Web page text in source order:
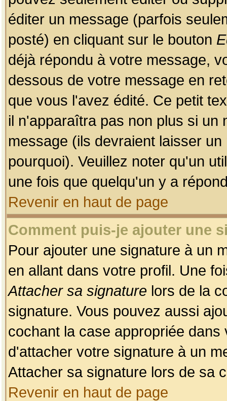
éditer un message (parfois
posté) en cliquant sur le bouton
déjà répondu à votre message,
dessous de votre message en
que vous l'avez édité. Ce petit
il n'apparaîtra pas non plus si un
message (ils devraient laisser
pourquoi). Veuillez noter qu'un
une fois que quelqu'un y a
Revenir en haut de page
Comment puis-je ajouter une
Pour ajouter une signature à un
en allant dans votre profil. Une
Attacher sa signature lors de la
signature. Vous pouvez aussi
cochant la case appropriée
d'attacher votre signature à un
Attacher sa signature lors de sa
Revenir en haut de page